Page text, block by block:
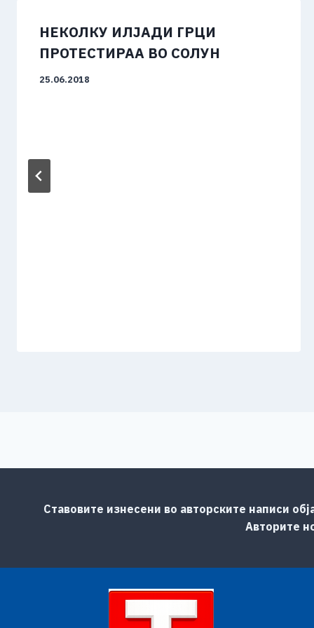
НЕКОЛКУ ИЛЈАДИ ГРЦИ
ПРОТЕСТИРАА ВО СОЛУН
25.06.2018
Ставовите изнесени во авторските написи
Авторите